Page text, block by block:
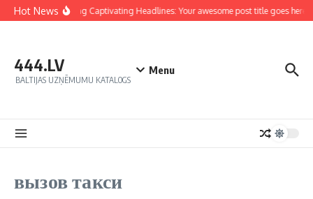
Hot NewsCrafting Captivating Headlines: Your awesome post title goes here
444.LV
BALTIJAS UZŅĒMUMU KATALOGS
Menu
вызов такси